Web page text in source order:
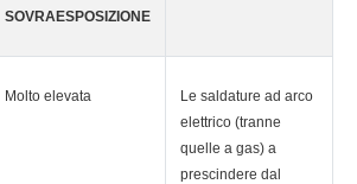
SOVRAESPOSIZIONE
Molto elevata
Le saldature ad arco
elettrico (tranne
quelle a gas) a
prescindere dal